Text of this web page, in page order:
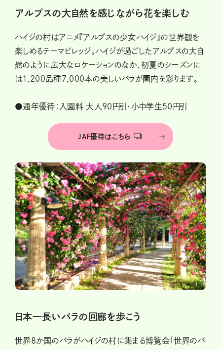
アルプスの大自然を感じながら花を楽しむ
ハイジの村はアニメ『アルプスの少女ハイジ』の世界観を
楽しめるテーマビレッジ。ハイジが過ごしたアルプスの大自
然のように広大なロケーションのなか、初夏のシーズンに
は1,200品種7,000本の美しいバラが園内を彩ります。
●通年優待：入園料 大人90円引・小中学生50円引
JAF優待はこちら
日本一長いバラの回廊を歩こう
世界8か国のバラがハイジの村に集まる博覧会「世界のバ